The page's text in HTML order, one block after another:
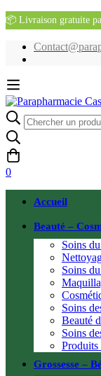
📦 Livraison gratuite
Recherche
pour:
0
Accueil
Beauté –
Soins
Soins
Soins
Beauté
Soins
Produits
Grossesse –